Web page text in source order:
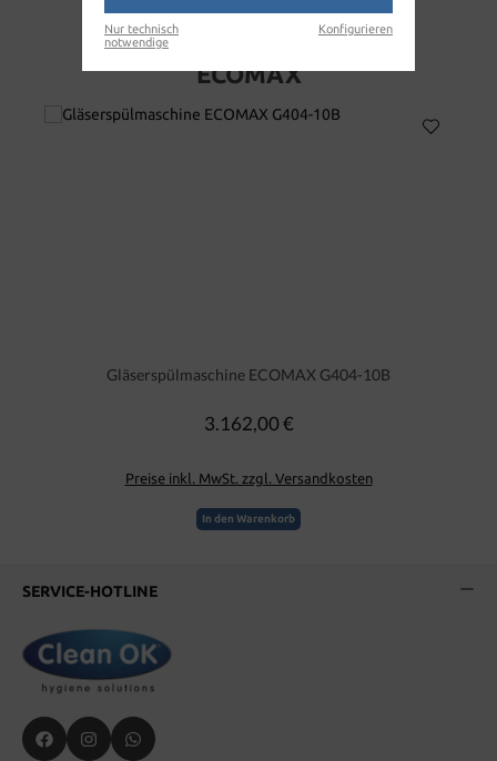
GESCHIRRSPÜLMASCHINE
ECOMAX
Gläserspülmaschine ECOMAX G404-10B
Regulärer Preis:
3.162,00 €
Preise inkl. MwSt. zzgl. Versandkosten
In den Warenkorb
SERVICE-HOTLINE
Nur technisch
notwendige
Konfigurieren